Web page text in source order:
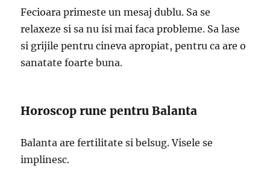
Fecioara primeste un mesaj dublu. Sa se
relaxeze si sa nu isi mai faca probleme. Sa lase
si grijile pentru cineva apropiat, pentru ca are o
sanatate foarte buna.
Horoscop rune pentru Balanta
Balanta are fertilitate si belsug. Visele se
implinesc.